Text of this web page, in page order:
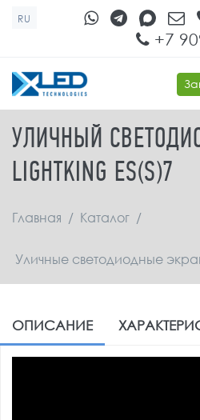
Перейти к основному
RU
+7
ФОРМА ПОИСКА
УЛИЧНЫЙ
LIGHTKING ES(S)7
Главная / Каталог /
Уличные светодиодные
ОПИСАНИЕ